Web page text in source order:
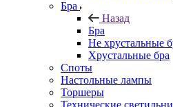
Бра
Назад
Бра
Не хрустальные
Хрустальные бра
Споты
Настольные лампы
Торшеры
Технические